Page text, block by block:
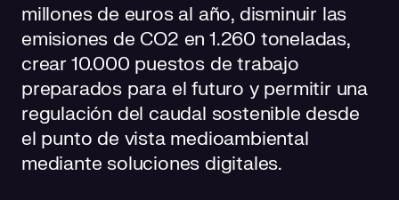
millones de euros al año, disminuir las
emisiones de CO2 en 1.260 toneladas,
crear 10.000 puestos de trabajo
preparados para el futuro y permitir una
regulación del caudal sostenible desde
el punto de vista medioambiental
mediante soluciones digitales.